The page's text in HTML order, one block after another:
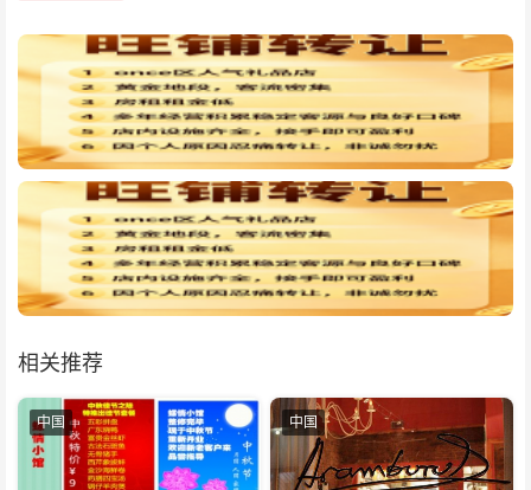
相关推荐
中国 中国